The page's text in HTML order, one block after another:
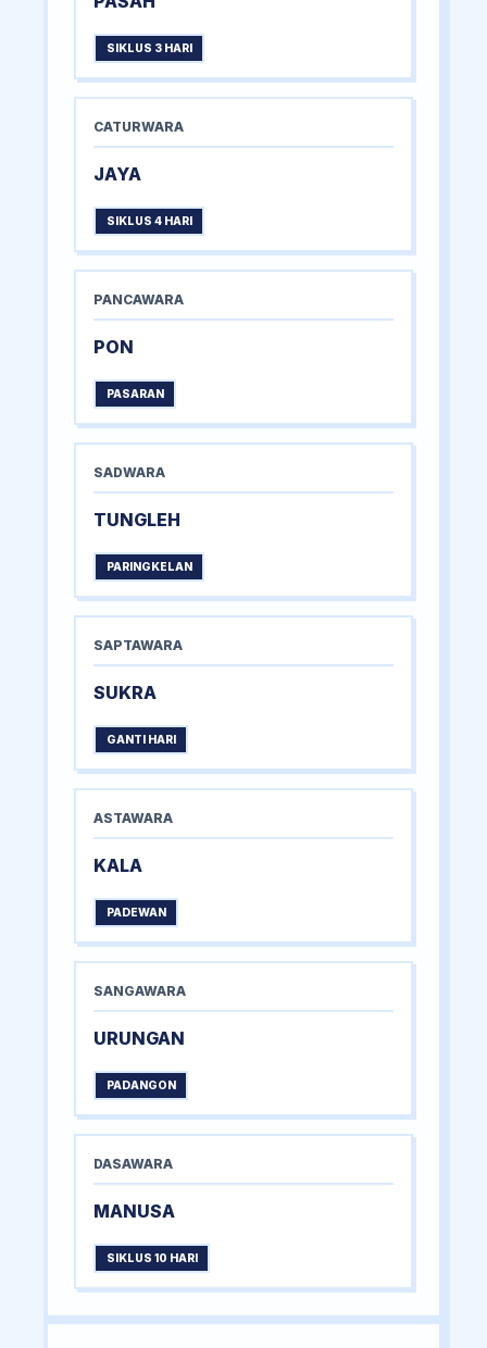
SIKLUS 3 HARI
CATURWARA
JAYA
SIKLUS 4 HARI
PANCAWARA
PON
PASARAN
SADWARA
TUNGLEH
PARINGKELAN
SAPTAWARA
SUKRA
GANTI HARI
ASTAWARA
KALA
PADEWAN
SANGAWARA
URUNGAN
PADANGON
DASAWARA
MANUSA
SIKLUS 10 HARI